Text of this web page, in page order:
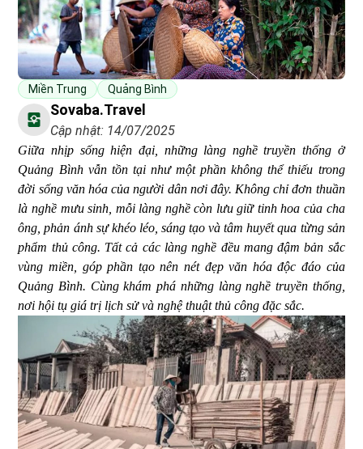
Miền Trung Quảng Bình
Sovaba.travel
Cập nhật: 14/07/2025
Giữa nhịp sống hiện đại, những làng nghề truyền thống ở
Quảng Bình vẫn tồn tại như một phần không thể thiếu trong
đời sống văn hóa của người dân nơi đây. Không chỉ đơn thuần
là nghề mưu sinh, mỗi làng nghề còn lưu giữ tinh hoa của cha
ông, phản ánh sự khéo léo, sáng tạo và tâm huyết qua từng sản
phẩm thủ công. Tất cả các làng nghề đều mang đậm bản sắc
vùng miền, góp phần tạo nên nét đẹp văn hóa độc đáo của
Quảng Bình. Cùng khám phá những làng nghề truyền thống,
nơi hội tụ giá trị lịch sử và nghệ thuật thủ công đặc sắc.